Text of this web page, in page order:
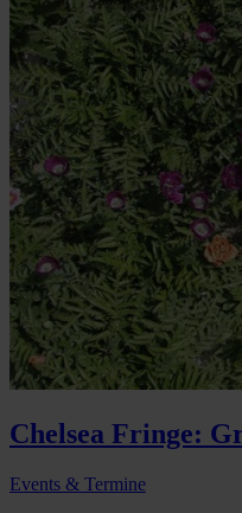
Chelsea Fringe:
Events & Termine